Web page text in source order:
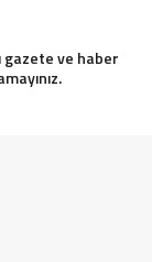
ve haber